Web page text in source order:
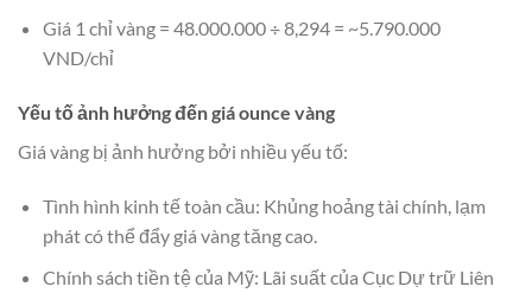
Giá 1 chỉ vàng = 48.000.000 ÷ 8,294 = ~5.790.000
VND/chỉ
Yếu tố ảnh hưởng đến giá ounce vàng
Giá vàng bị ảnh hưởng bởi nhiều yếu tố:
Tình hình kinh tế toàn cầu: Khủng hoảng tài chính, lạm
phát có thể đẩy giá vàng tăng cao.
Chính sách tiền tệ của Mỹ: Lãi suất của Cục Dự trữ Liên